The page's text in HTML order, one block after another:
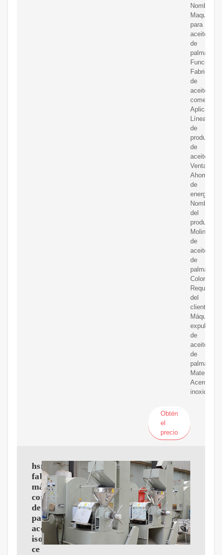
Nombre:
Maquinaria
para
aceite
de
palma;
Función:
de
aceite
Aplicación:
Línea
de
producción
de
aceite;
Ventaja:
Ahorro
de
energía;
Nombre
del
producto:
Molino
de
aceite
de
palma;
Color:
Requisitos
del
cliente
Máquina
expulsora
de
aceite
de
palma;
Material:
Acero
inoxidable
Obtén
el
precio
hsm
fabrica
máquina
cortadora
de
palma
aceitera
iso
ce